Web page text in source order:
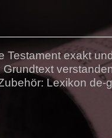
Testament exakt
Lexikon de-